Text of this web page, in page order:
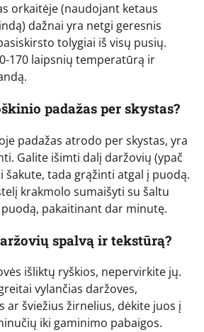
orkaitėje (naudojant ketaus
dažnai yra netgi geresnis
tolygiai iš visų pusių.
170 laipsnių temperatūrą ir
padažas per skystas?
padažas atrodo per skystas, yra
Galite išimti dalį daržovių (ypač
tada grąžinti atgal į puodą.
krakmolo sumaišyti su šaltu
pakaitinant dar minutę.
spalvą ir tekstūrą?
išliktų ryškios, nepervirkite jų.
vylančias daržoves,
ar šviežius žirnelius, dėkite juos į
iki gaminimo pabaigos.